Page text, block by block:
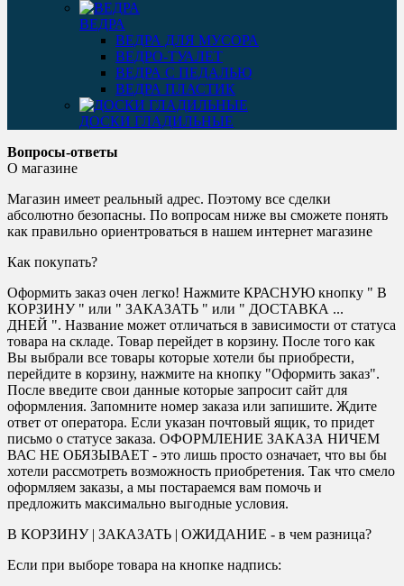
ВЕДРА
ВЕДРА ДЛЯ МУСОРА
ВЕДРО-ТУАЛЕТ
ВЕДРА С ПЕДАЛЬЮ
ВЕДРА ПЛАСТИК
ДОСКИ ГЛАДИЛЬНЫЕ
Вопросы-ответы
О магазине
Магазин имеет реальный адрес. Поэтому все сделки
абсолютно безопасны. По вопросам ниже вы сможете понять
как правильно ориентроваться в нашем интернет магазине
Как покупать?
Оформить заказ очен легко! Нажмите КРАСНУЮ кнопку " В
КОРЗИНУ " или " ЗАКАЗАТЬ " или " ДОСТАВКА ...
ДНЕЙ ". Название может отличаться в зависимости от статуса
товара на складе. Товар перейдет в корзину. После того как
Вы выбрали все товары которые хотели бы приобрести,
перейдите в корзину, нажмите на кнопку "Оформить заказ".
После введите свои данные которые запросит сайт для
оформления. Запомните номер заказа или запишите. Ждите
ответ от оператора. Если указан почтовый ящик, то придет
письмо о статусе заказа. ОФОРМЛЕНИЕ ЗАКАЗА НИЧЕМ
ВАС НЕ ОБЯЗЫВАЕТ - это лишь просто означает, что вы бы
хотели рассмотреть возможность приобретения. Так что смело
оформляем заказы, а мы постараемся вам помочь и
предложить максимально выгодные условия.
В КОРЗИНУ | ЗАКАЗАТЬ | ОЖИДАНИЕ - в чем разница?
Если при выборе товара на кнопке надпись: